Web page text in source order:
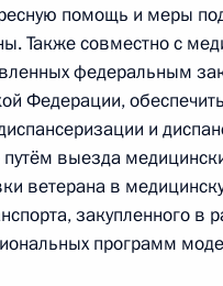
по стратегическому
по направлениям
указы о назначении
и директоров служб
помощь и меры
Также совместно с
федеральным
Федерации,
и
выезда
ветерана в
закупленного в
программ